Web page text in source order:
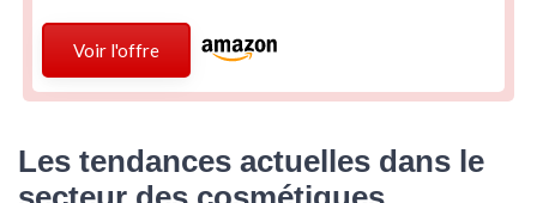
Voir l'offre
Les tendances actuelles dans le